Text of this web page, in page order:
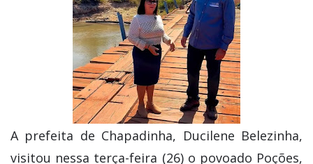
A prefeita de Chapadinha, Ducilene Belezinha,
visitou nessa terça-feira (26) o povoado Poções,